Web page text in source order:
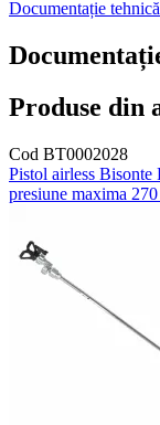
Documentație tehnică
Produse din
Cod BT0002028
Pistol airless
presiune maxima